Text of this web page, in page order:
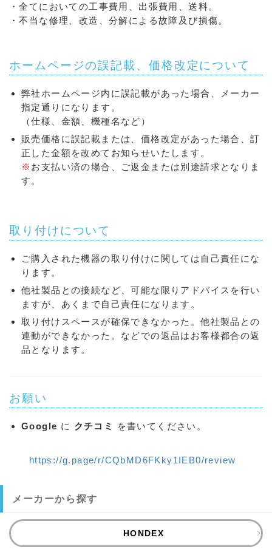
・全てにおいての工事費用、出張費用、送料。
・不当な修理、改造、分解による故障及び損傷。
ホームページの誤記載、価格改定について
弊社ホームページ内に誤記載があった場合、メーカー
指定通りになります。
（仕様、金額、機種名など）
販売価格に誤記載または、価格改定があった場合、訂
正した金額を改めてお知らせいたします。
※ お支払い済の場合、ご返金または別途請求となりま
す。
取り付けについて
ご購入された機器の取り付けに関しては自己責任にな
ります。
他社製品との接続など、可能な限りアドバイスを行い
ますが、あくまで自己責任になります。
取り付けスペースが確保できなかった。他社製品との
連動ができなかった。などでの返品はお客様都合の返
品となります。
お願い
Google に クチコミ を書いてください。
https://g.page/r/CQbMD6FKky1IEB0/review
メーカーから探す
HONDEX